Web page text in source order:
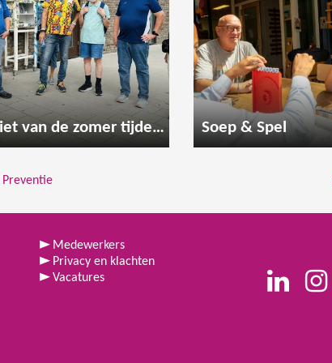
Geniet van de zomer tijdens een gezellige wandeling Soep & Spel
Medewerkers
Privacy en klachten
Vacatures